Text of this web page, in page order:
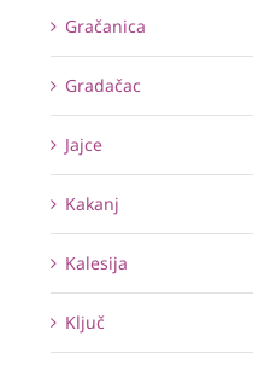
Gračanica
Gradačac
Jajce
Kakanj
Kalesija
Ključ